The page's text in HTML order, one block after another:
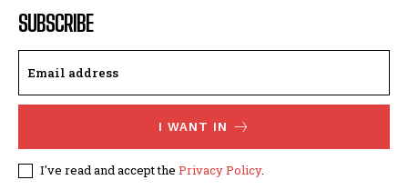
SUBSCRIBE
I WANT IN
I've read and accept the Privacy Policy.